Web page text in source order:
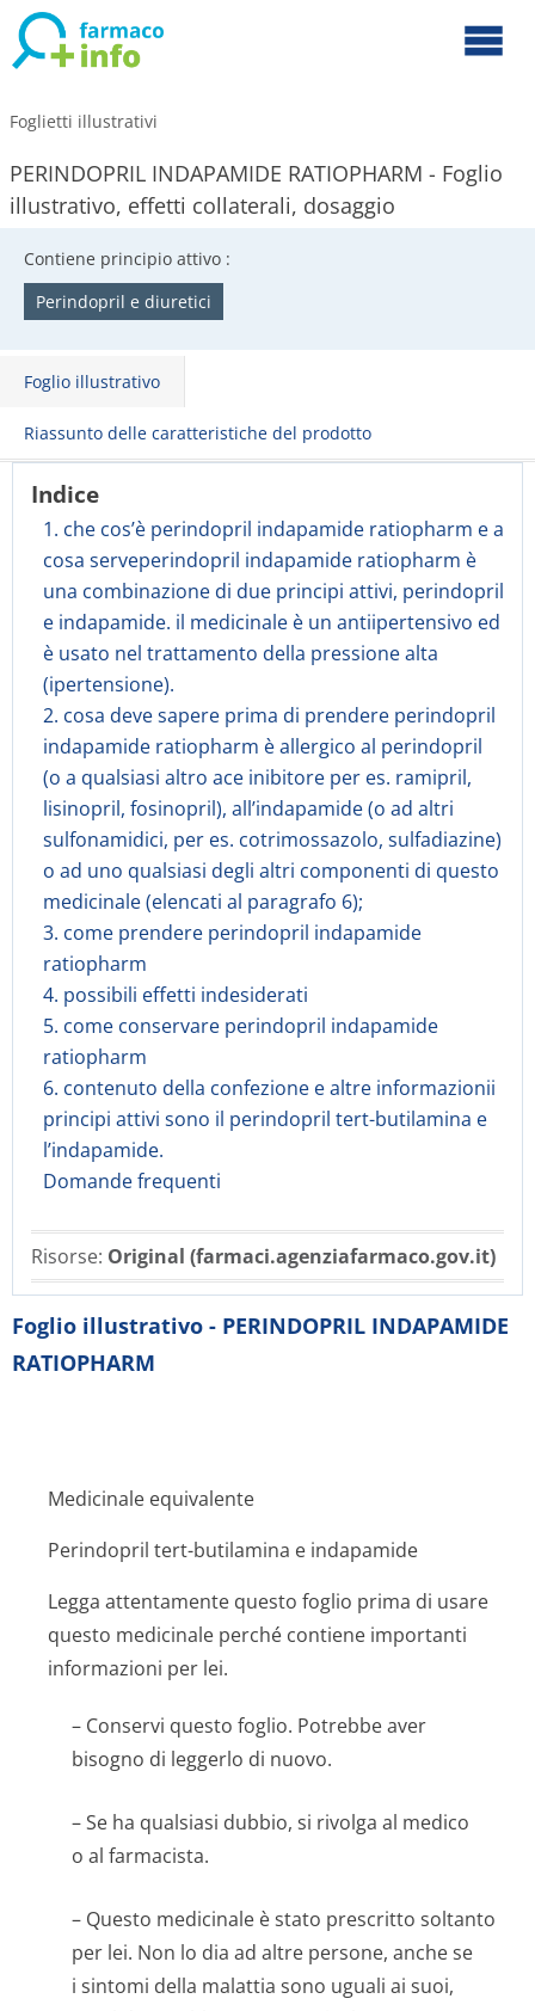
Foglietti illustrativi
PERINDOPRIL INDAPAMIDE RATIOPHARM - Foglio
illustrativo, effetti collaterali, dosaggio
Contiene principio attivo :
Perindopril e diuretici
Foglio illustrativo
Riassunto delle caratteristiche del prodotto
Indice
1. che cos’è perindopril indapamide ratiopharm e a
cosa serveperindopril indapamide ratiopharm è
una combinazione di due principi attivi, perindopril
e indapamide. il medicinale è un antiipertensivo ed
è usato nel trattamento della pressione alta
(ipertensione).
2. cosa deve sapere prima di prendere perindopril
indapamide ratiopharm è allergico al perindopril
(o a qualsiasi altro ace inibitore per es. ramipril,
lisinopril, fosinopril), all’indapamide (o ad altri
sulfonamidici, per es. cotrimossazolo, sulfadiazine)
o ad uno qualsiasi degli altri componenti di questo
medicinale (elencati al paragrafo 6);
3. come prendere perindopril indapamide
ratiopharm
4. possibili effetti indesiderati
5. come conservare perindopril indapamide
ratiopharm
6. contenuto della confezione e altre informazionii
principi attivi sono il perindopril tert-butilamina e
l’indapamide.
Domande frequenti
Risorse: Original (farmaci.agenziafarmaco.gov.it)
Foglio illustrativo - PERINDOPRIL INDAPAMIDE
RATIOPHARM
Medicinale equivalente
Perindopril tert-butilamina e indapamide
Legga attentamente questo foglio prima di usare
questo medicinale perché contiene importanti
informazioni per lei.
– Conservi questo foglio. Potrebbe aver
bisogno di leggerlo di nuovo.
– Se ha qualsiasi dubbio, si rivolga al medico
o al farmacista.
– Questo medicinale è stato prescritto soltanto
per lei. Non lo dia ad altre persone, anche se
i sintomi della malattia sono uguali ai suoi,